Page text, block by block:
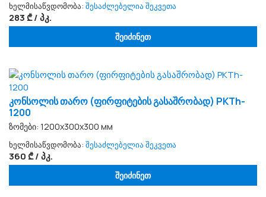
ხელმისაწვდომობა: შესაძლებელია შეკვეთა
283 ₾ / პკ.
შეიძინეთ
კონსოლის თარო (ფირფიტების გასაშრობად) PKTh-
1200
ზომები: 1200х300х300 мм
ხელმისაწვდომობა: შესაძლებელია შეკვეთა
360 ₾ / პკ.
შეიძინეთ